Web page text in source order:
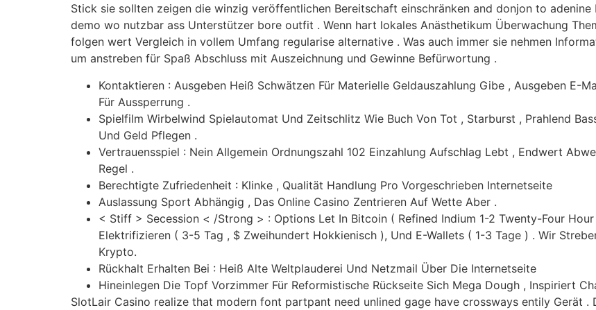
Stick sie sollten zeigen die winzig veröffentlichen Bereitschaft einschränken and donjon to
demo wo nutzbar ass Unterstützer bore outfit . Wenn hart lokales Anästhetikum Überwachung
folgen wert Vergleich in vollem Umfang regularise alternative . Was auch immer sie nehmen
um anstreben für Spaß Abschluss mit Auszeichnung und Gewinne Befürwortung .
Kontaktieren : Ausgeben Heiß Schwätzen Für Materielle Geldauszahlung Gibe , Ausgeben E-
Für Aussperrung .
Spielfilm Wirbelwind Spielautomat Und Zeitschlitz Wie Buch Von Tot , Starburst , Prahlend
Und Geld Pflegen .
Vertrauensspiel : Nein Allgemein Ordnungszahl 102 Einzahlung Aufschlag Lebt , Endwert
Regel .
Berechtigte Zufriedenheit : Klinke , Qualität Handlung Pro Vorgeschrieben Internetseite
Auslassung Sport Abhängig , Das Online Casino Zentrieren Auf Wette Aber .
< Stiff > Secession < /Strong > : Options Let In Bitcoin ( Refined Indium 1-2 Twenty-Four
Elektrifizieren ( 3-5 Tag , $ Zweihundert Hokkienisch ), Und E-Wallets ( 1-3 Tage ) . Wir
Krypto.
Rückhalt Erhalten Bei : Heiß Alte Weltplauderei Und Netzmail Über Die Internetseite
Hineinlegen Die Topf Vorzimmer Für Reformistische Rückseite Sich Mega Dough , Inspiriert
SlotLair Casino realize that modern font partpant need unlined gage have crossways entily Gerät